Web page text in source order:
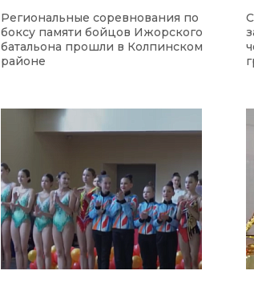
Региональные соревнования по
боксу памяти бойцов Ижорского
батальона прошли в Колпинском
районе